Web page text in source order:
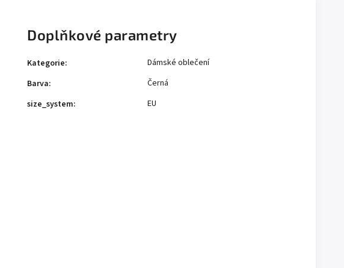
Doplňkové parametry
Kategorie:
Dámské oblečení
Barva:
Černá
size_system: EU